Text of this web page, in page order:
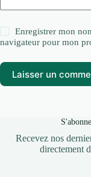
Enregistrer mon
navigateur pour mon
Laisser un
Recevez nos
directement